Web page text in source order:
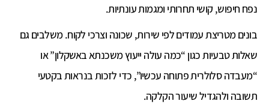
נפח חיפוש, קושי תחרותי ומגמות עונתיות.
בונים מטריצת עמודים לפי שירות, שכונה וצרכי לקוח. משלבים גם
שאלות טבעיות כגון “כמה עולה ייעוץ משכנתא באשקלון” או
“מעבדה סלולרית פתוחה עכשיו”, כדי לזכות בנראות בקטעי
תשובה ולהגדיל שיעור הקלקה.